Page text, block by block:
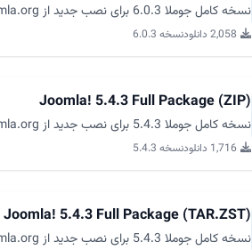
نسخه کامل جوملا 6.0.3 برای نصب جدید از joomla.org
2,058 دانلود نسخه 6.0.3
Joomla! 5.4.3 Full Package (ZIP)
نسخه کامل جوملا 5.4.3 برای نصب جدید از joomla.org
1,716 دانلود نسخه 5.4.3
Joomla! 5.4.3 Full Package (TAR.ZST)
نسخه کامل جوملا 5.4.3 برای نصب جدید از joomla.org